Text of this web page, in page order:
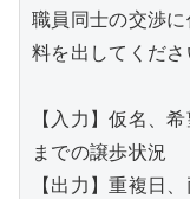
職員同士の交渉
料を出してくださ
【入力】仮名、
までの譲歩状況
【出力】重複日